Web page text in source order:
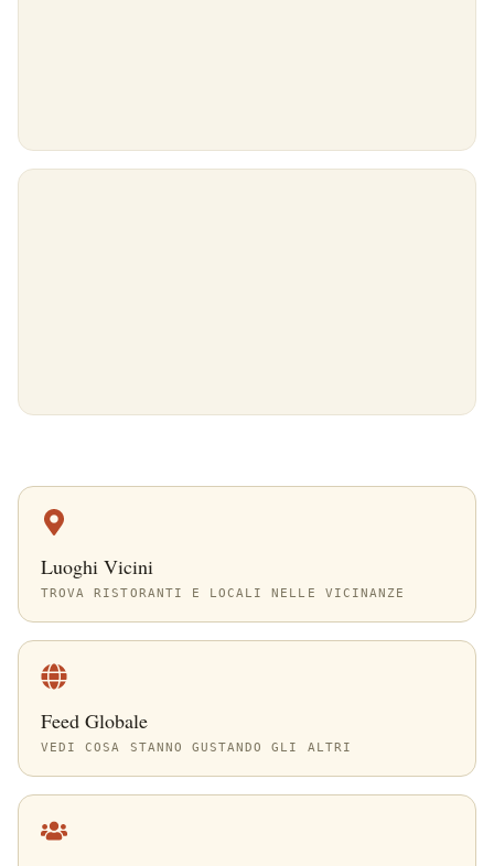
Luoghi Vicini
TROVA RISTORANTI E LOCALI NELLE VICINANZE
Feed Globale
VEDI COSA STANNO GUSTANDO GLI ALTRI